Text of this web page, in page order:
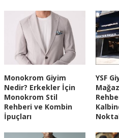
Monokrom Giyim
Nedir? Erkekler İçin
Monokrom Stil
Rehberi ve Kombin
İpuçları
YSF